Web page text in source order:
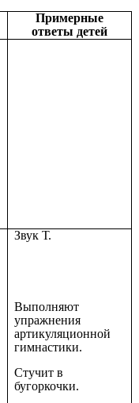
Примерные
ответы детей
Звук Т.
Выполняют
упражнения
артикуляционной
гимнастики.
Стучит в
бугоркочки.